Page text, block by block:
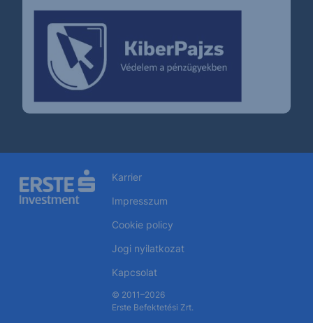
Karrier
Impresszum
Cookie policy
Jogi nyilatkozat
Kapcsolat
© 2011–2026
Erste Befektetési Zrt.